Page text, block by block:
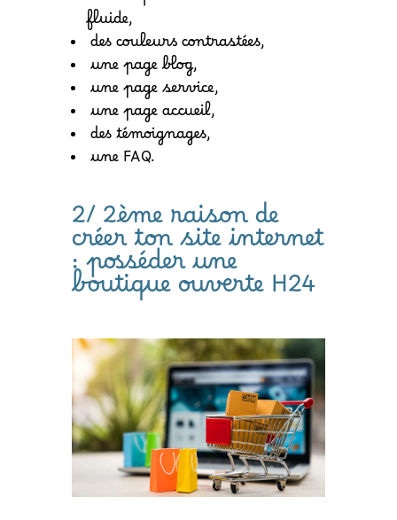
fluide,
des couleurs contrastées,
une page blog,
une page service,
une page accueil,
des témoignages,
une FAQ.
2/ 2ème raison de
créer ton site internet
: posséder une
boutique ouverte H24